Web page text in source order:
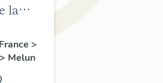
la
>
> Melun